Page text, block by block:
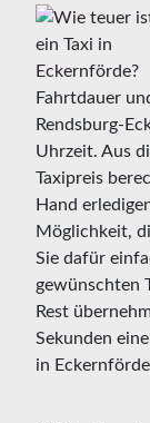
Fahrtdauer
Rendsburg-
Uhrzeit. Aus
Taxipreis
Hand
Möglichkeit,
Sie dafür
gewünschten
Rest
Sekunden
in